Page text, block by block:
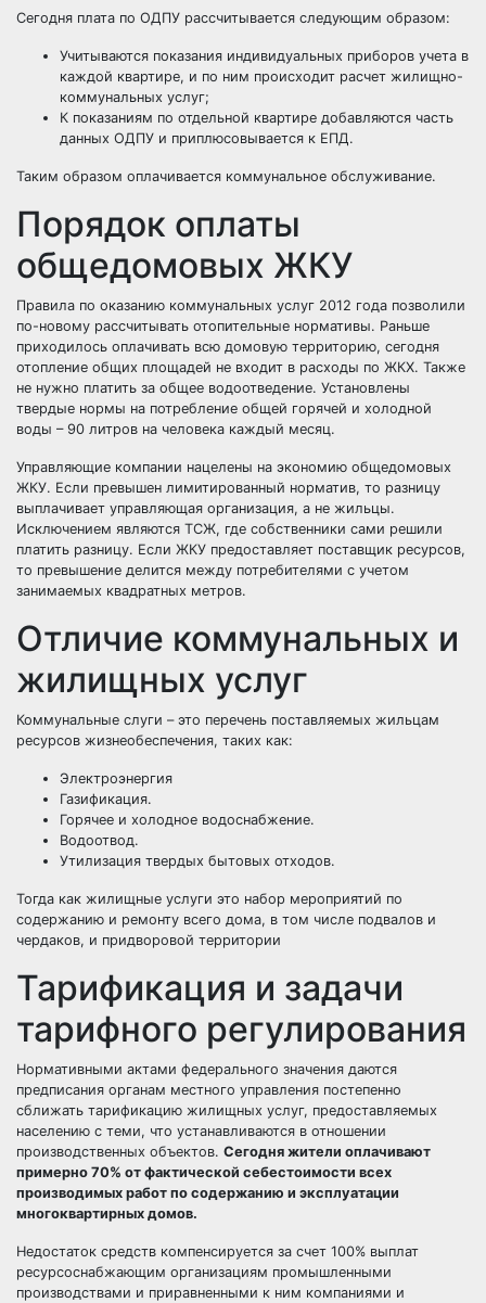
Сегодня плата по ОДПУ рассчитывается следующим образом:
Учитываются показания индивидуальных приборов учета в
каждой квартире, и по ним происходит расчет жилищно-
коммунальных услуг;
К показаниям по отдельной квартире добавляются часть
данных ОДПУ и приплюсовывается к ЕПД.
Таким образом оплачивается коммунальное обслуживание.
Порядок оплаты
общедомовых ЖКУ
Правила по оказанию коммунальных услуг 2012 года позволили
по-новому рассчитывать отопительные нормативы. Раньше
приходилось оплачивать всю домовую территорию, сегодня
отопление общих площадей не входит в расходы по ЖКХ. Также
не нужно платить за общее водоотведение. Установлены
твердые нормы на потребление общей горячей и холодной
воды – 90 литров на человека каждый месяц.
Управляющие компании нацелены на экономию общедомовых
ЖКУ. Если превышен лимитированный норматив, то разницу
выплачивает управляющая организация, а не жильцы.
Исключением являются ТСЖ, где собственники сами решили
платить разницу. Если ЖКУ предоставляет поставщик ресурсов,
то превышение делится между потребителями с учетом
занимаемых квадратных метров.
Отличие коммунальных и
жилищных услуг
Коммунальные слуги – это перечень поставляемых жильцам
ресурсов жизнеобеспечения, таких как:
Электроэнергия
Газификация.
Горячее и холодное водоснабжение.
Водоотвод.
Утилизация твердых бытовых отходов.
Тогда как жилищные услуги это набор мероприятий по
содержанию и ремонту всего дома, в том числе подвалов и
чердаков, и придворовой территории
Тарификация и задачи
тарифного регулирования
Нормативными актами федерального значения даются
предписания органам местного управления постепенно
сближать тарификацию жилищных услуг, предоставляемых
населению с теми, что устанавливаются в отношении
производственных объектов. Сегодня жители оплачивают
примерно 70% от фактической себестоимости всех
производимых работ по содержанию и эксплуатации
многоквартирных домов.
Недостаток средств компенсируется за счет 100% выплат
ресурсоснабжающим организациям промышленными
производствами и приравненными к ним компаниями и